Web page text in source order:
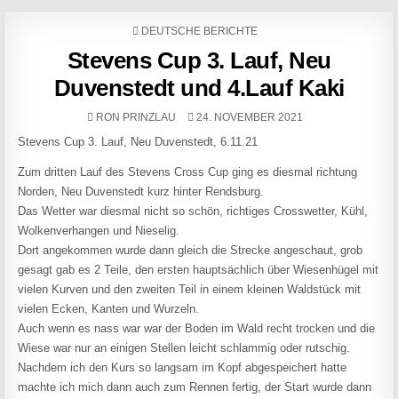
POSTED IN
DEUTSCHE BERICHTE
Stevens Cup 3. Lauf, Neu
Duvenstedt und 4.Lauf Kaki
AUTHOR:
RON PRINZLAU PUBLISHED DATE:
24. NOVEMBER 2021
Stevens Cup 3. Lauf, Neu Duvenstedt, 6.11.21
Zum dritten Lauf des Stevens Cross Cup ging es diesmal richtung
Norden, Neu Duvenstedt kurz hinter Rendsburg.
Das Wetter war diesmal nicht so schön, richtiges Crosswetter, Kühl,
Wolkenverhangen und Nieselig.
Dort angekommen wurde dann gleich die Strecke angeschaut, grob
gesagt gab es 2 Teile, den ersten hauptsächlich über Wiesenhügel mit
vielen Kurven und den zweiten Teil in einem kleinen Waldstück mit
vielen Ecken, Kanten und Wurzeln.
Auch wenn es nass war war der Boden im Wald recht trocken und die
Wiese war nur an einigen Stellen leicht schlammig oder rutschig.
Nachdem ich den Kurs so langsam im Kopf abgespeichert hatte
machte ich mich dann auch zum Rennen fertig, der Start wurde dann